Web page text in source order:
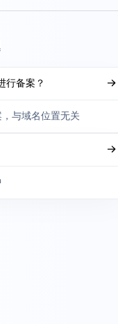
行备案？
与域名位置无关